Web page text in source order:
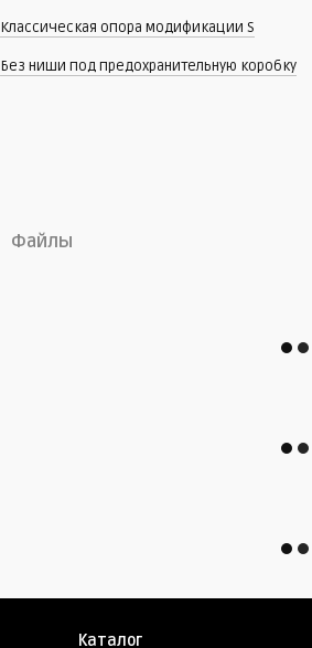
Классическая опора модификации S
Без ниши под предохранительную коробку
Файлы
Каталог